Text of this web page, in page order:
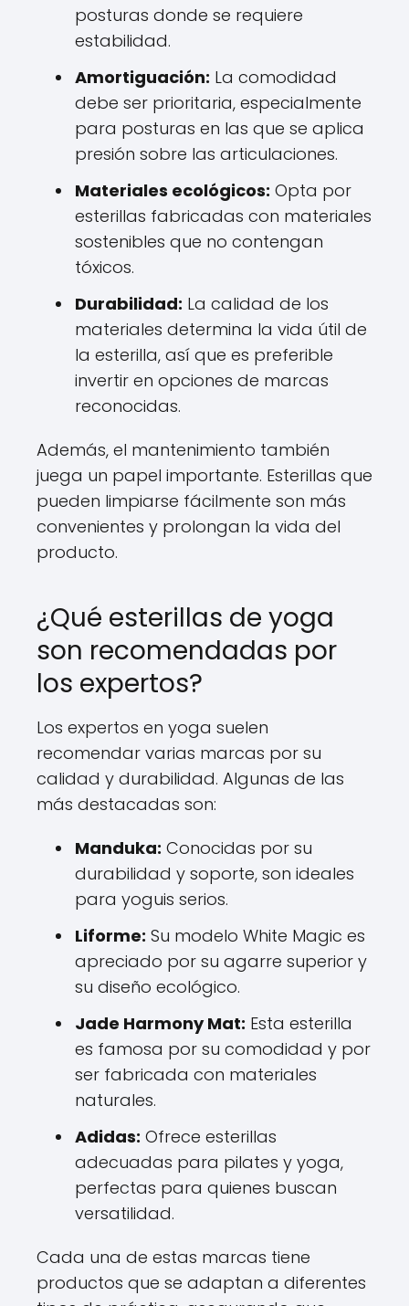
posturas donde se requiere
estabilidad.
Amortiguación: La comodidad
debe ser prioritaria, especialmente
para posturas en las que se aplica
presión sobre las articulaciones.
Materiales ecológicos: Opta por
esterillas fabricadas con materiales
sostenibles que no contengan
tóxicos.
Durabilidad: La calidad de los
materiales determina la vida útil de
la esterilla, así que es preferible
invertir en opciones de marcas
reconocidas.
Además, el mantenimiento también
juega un papel importante. Esterillas que
pueden limpiarse fácilmente son más
convenientes y prolongan la vida del
producto.
¿Qué esterillas de yoga
son recomendadas por
los expertos?
Los expertos en yoga suelen
recomendar varias marcas por su
calidad y durabilidad. Algunas de las
más destacadas son:
Manduka: Conocidas por su
durabilidad y soporte, son ideales
para yoguis serios.
Liforme: Su modelo White Magic es
apreciado por su agarre superior y
su diseño ecológico.
Jade Harmony Mat: Esta esterilla
es famosa por su comodidad y por
ser fabricada con materiales
naturales.
Adidas: Ofrece esterillas
adecuadas para pilates y yoga,
perfectas para quienes buscan
versatilidad.
Cada una de estas marcas tiene
productos que se adaptan a diferentes